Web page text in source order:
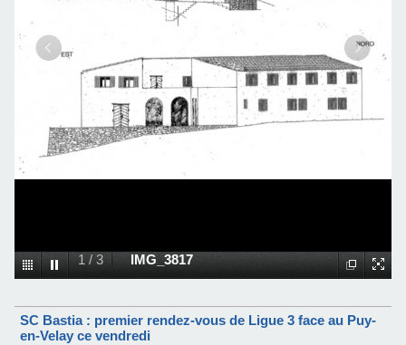
1 /3 IMG_3817
SC Bastia : premier rendez-vous de Ligue 3 face au Puy-
en-Velay ce vendredi